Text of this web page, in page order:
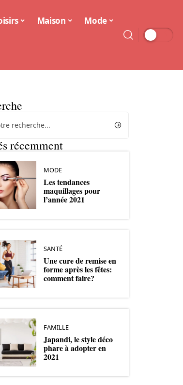
Maison Mode
récemment
MODE
Les tendances
maquillages pour
l’année 2021
SANTÉ
Une cure de remise en
forme après les fêtes:
comment faire?
FAMILLE
Japandi, le style déco
phare à adopter en
2021